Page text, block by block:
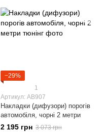
−29%
1
Артикул: AB907
Накладки (дифузори) порогів
автомобіля, чорні 2 метри
2 195 грн 3 073 грн